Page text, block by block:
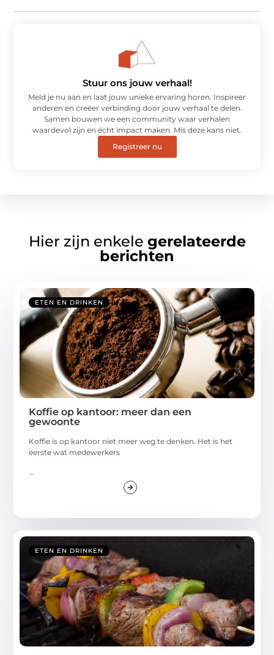
Stuur ons jouw verhaal!
Meld je nu aan en laat jouw unieke ervaring horen. Inspireer
anderen en creëer verbinding door jouw verhaal te delen.
Samen bouwen we een community waar verhalen
waardevol zijn en écht impact maken. Mis deze kans niet.
Registreer nu
Hier zijn enkele gerelateerde
berichten
ETEN EN DRINKEN
Koffie op kantoor: meer dan een
gewoonte
Koffie is op kantoor niet meer weg te denken. Het is het
eerste wat medewerkers
...
ETEN EN DRINKEN